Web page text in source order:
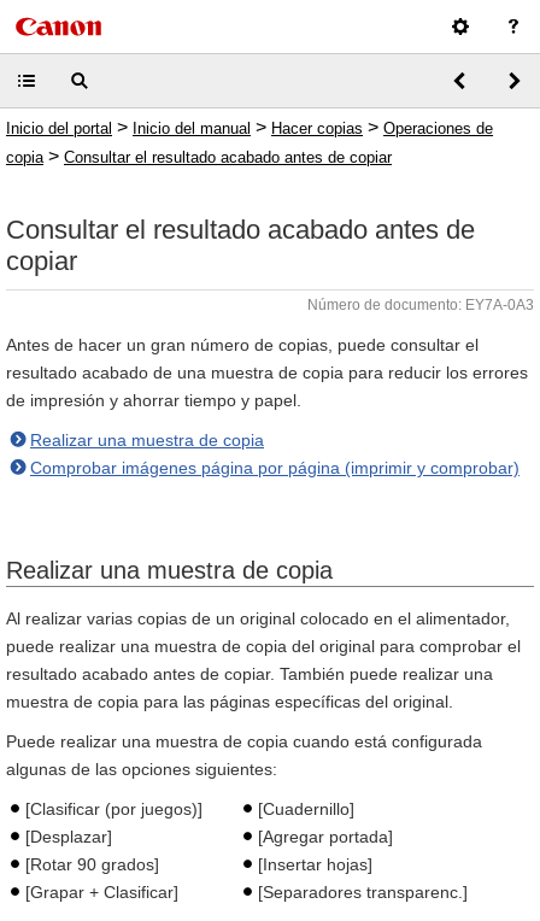
Inicio del portal > Inicio del manual > Hacer copias > Operaciones de
copia > Consultar el resultado acabado antes de copiar
Consultar el resultado acabado antes de
copiar
Número de documento: EY7A-0A3
Antes de hacer un gran número de copias, puede consultar el
resultado acabado de una muestra de copia para reducir los errores
de impresión y ahorrar tiempo y papel.
Realizar una muestra de copia
Comprobar imágenes página por página (imprimir y comprobar)
Realizar una muestra de copia
Al realizar varias copias de un original colocado en el alimentador,
puede realizar una muestra de copia del original para comprobar el
resultado acabado antes de copiar. También puede realizar una
muestra de copia para las páginas específicas del original.
Puede realizar una muestra de copia cuando está configurada
algunas de las opciones siguientes:
[Clasificar (por juegos)]
[Desplazar]
[Rotar 90 grados]
[Grapar + Clasificar]
[Cuadernillo]
[Agregar portada]
[Insertar hojas]
[Separadores transparenc.]